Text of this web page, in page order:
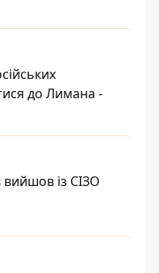
до Лимана -
із СІЗО